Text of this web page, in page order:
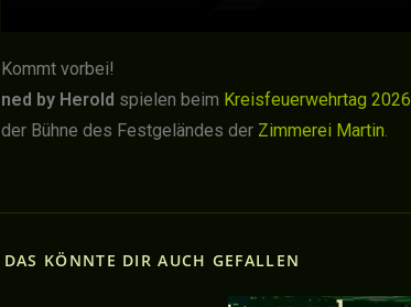
Kommt vorbei!
ned by Herold spielen beim Kreisfeuerwehrtag 2026
der Bühne des Festgeländes der Zimmerei Martin
DAS KÖNNTE DIR AUCH GEFALLEN